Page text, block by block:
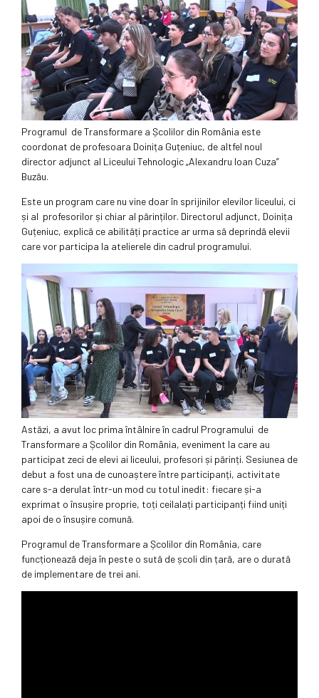
Programul de Transformare a Școlilor din România este
coordonat de profesoara Doinița Guțeniuc, de altfel noul
director adjunct al Liceului Tehnologic „Alexandru Ioan Cuza”
Buzău.
Este un program care nu vine doar în sprijinilor elevilor liceului, ci
și al profesorilor și chiar al părinților. Directorul adjunct, Doinița
Guțeniuc, explică ce abilități practice ar urma să deprindă elevii
care vor participa la atelierele din cadrul programului.
Astăzi, a avut loc prima întâlnire în cadrul Programului de
Transformare a Școlilor din România, eveniment la care au
participat zeci de elevi ai liceului, profesori și părinți. Sesiunea de
debut a fost una de cunoaștere între participanți, activitate
care s-a derulat într-un mod cu totul inedit: fiecare și-a
exprimat o însușire proprie, toți ceilalați participanți fiind uniți
apoi de o însușire comună.
Programul de Transformare a Școlilor din România, care
funcționează deja în peste o sută de școli din țară, are o durată
de implementare de trei ani.